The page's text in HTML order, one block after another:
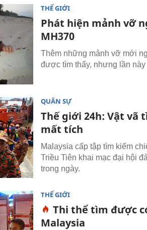
THẾ GIỚI
Phát hiện mảnh vỡ
MH370
Thêm những mảnh vỡ mới
được tìm thấy, nhưng lần
QUÂN SỰ
Thế giới 24h: Vật vã
mất tích
Malaysia cấp tập tìm kiếm
Triều Tiên khai mạc đại hội
trong ngày.
THẾ GIỚI
Thi thể tìm được
Malaysia